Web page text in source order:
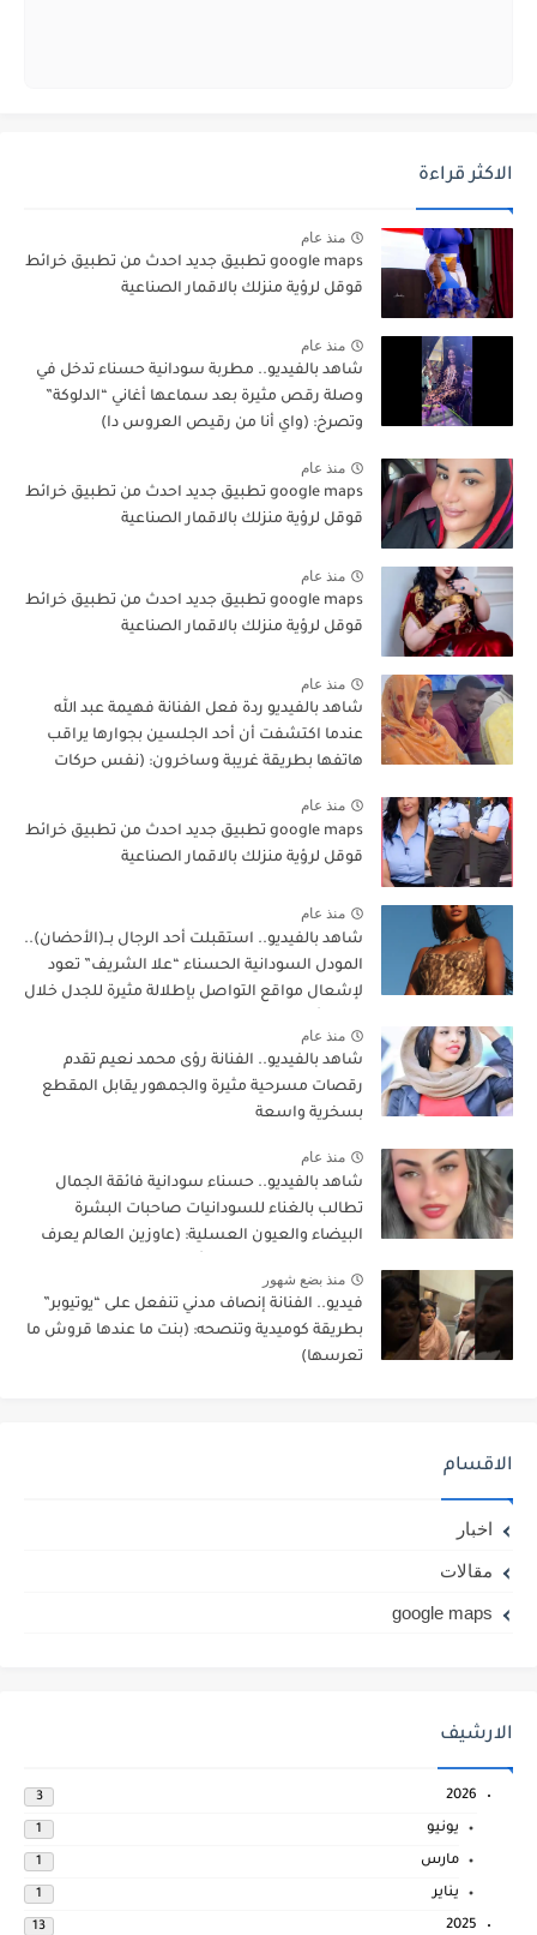
الاكثر قراءة
منذ عام
google maps تطبيق جديد احدث من تطبيق خرائط
قوقل لرؤية منزلك بالاقمار الصناعية
منذ عام
شاهد بالفيديو.. مطربة سودانية حسناء تدخل في
وصلة رقص مثيرة بعد سماعها أغاني “الدلوكة”
وتصرخ: (واي أنا من رقيص العروس دا)
منذ عام
google maps تطبيق جديد احدث من تطبيق خرائط
قوقل لرؤية منزلك بالاقمار الصناعية
منذ عام
google maps تطبيق جديد احدث من تطبيق خرائط
قوقل لرؤية منزلك بالاقمار الصناعية
منذ عام
شاهد بالفيديو ردة فعل الفنانة فهيمة عبد الله
عندما اكتشفت أن أحد الجلسين بجوارها يراقب
هاتفها بطريقة غريبة وساخرون: (نفس حركات
منذ عام
google maps تطبيق جديد احدث من تطبيق خرائط
قوقل لرؤية منزلك بالاقمار الصناعية
منذ عام
شاهد بالفيديو.. استقبلت أحد الرجال بــ(الأحضان)..
المودل السودانية الحسناء “علا الشريف” تعود
لإشعال مواقع التواصل بإطلالة مثيرة للجدل خلال
منذ عام
شاهد بالفيديو.. الفنانة رؤى محمد نعيم تقدم
رقصات مسرحية مثيرة والجمهور يقابل المقطع
بسخرية واسعة
منذ عام
شاهد بالفيديو.. حسناء سودانية فائقة الجمال
تطالب بالغناء للسودانيات صاحبات البشرة
البيضاء والعيون العسلية: (عاوزين العالم يعرف
للسمر أخذوا حقهم وكفاية)
منذ بضع شهور
فيديو.. الفنانة إنصاف مدني تنفعل على “يوتيوبر”
بطريقة كوميدية وتنصحه: (بنت ما عندها قروش ما
تعرسها)
الاقسام
اخبار
مقالات
google maps
الارشيف
2026
3
يونيو 1
مارس 1
يناير 1
2025
13